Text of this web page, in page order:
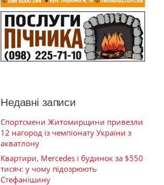
Недавні записи
Спортсмени Житомирщини привезли
12 нагород із чемпіонату України з
акватлону
Квартири, Mercedes і будинок за $550
тисяч: у чому підозрюють
Стефанішину